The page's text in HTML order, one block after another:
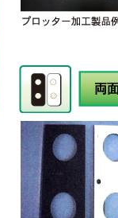
両